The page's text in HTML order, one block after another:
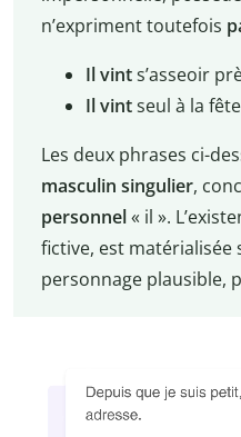
n’expriment toutefois
Il vints’asseoir
Il vintseul à la
Les deux phrases ci-
masculin singulier,
personnel« il ».
fictive, est matérialisée
personnage plausible,